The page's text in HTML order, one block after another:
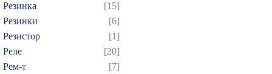
Резинка
[15]
Резинки
[6]
Резистор
[1]
Реле
[20]
Рем-т
[7]